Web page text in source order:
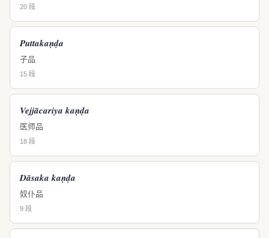
20 段
Puttakaṇḍa
子品
15 段
Vejjācariya kaṇḍa
医师品
18 段
Dāsaka kaṇḍa
奴仆品
9 段